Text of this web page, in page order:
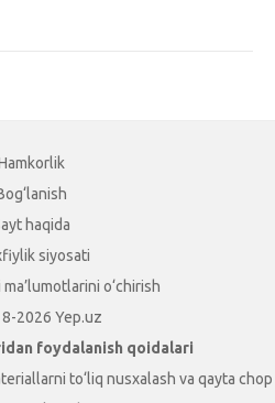
haqida
siyosati
o‘chirish
2026 Yep.uz
foydalanish qoidalari
to‘liq nusxalash va qayta chop